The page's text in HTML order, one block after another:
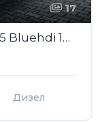
17
Citroen C5 Aircross Business 1.5 Bluehdi 130 ks AT (MMJ004)
Дизел